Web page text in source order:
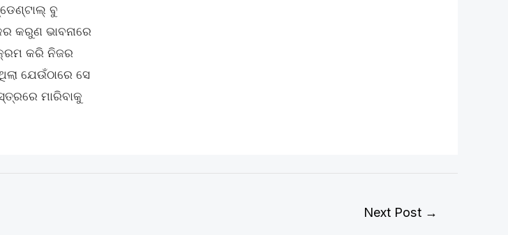
ବୁ
କରୁଣ ଭାବନାରେ
କରି ନିଜର
​​ଯେଉଁଠାରେ ସେ
ମାରିବାକୁ
Next Post →